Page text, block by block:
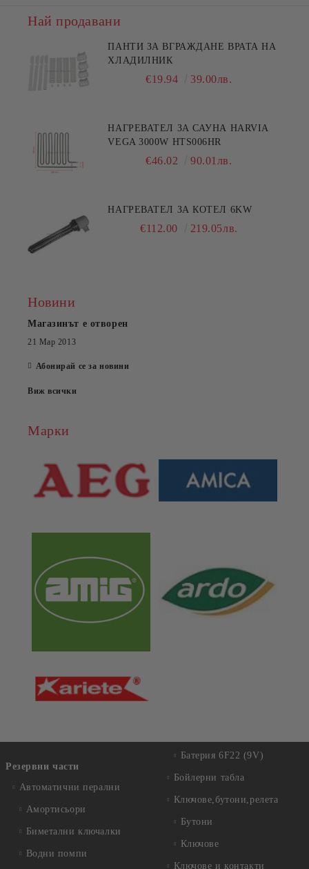
Най продавани
ПАНТИ ЗА ВГРАЖДАНЕ ВРАТА НА
ХЛАДИЛНИК
€19.94 39.00лв.
НАГРЕВАТЕЛ ЗА САУНА HARVIA
VEGA 3000W HTS006HR
€46.02 90.01лв.
НАГРЕВАТЕЛ ЗА КОТЕЛ 6KW
€112.00 219.05лв.
Новини
Магазинът е отворен
21 Мар 2013
Абонирай се за новини
Виж всички
Марки
Резервни части
Автоматични перални
Амортисьори
Биметални ключалки
Водни помпи
Батерия 6F22 (9V)
Бойлерни табла
Ключове,бутони,релета
Бутони
Ключове
Ключове и контакти